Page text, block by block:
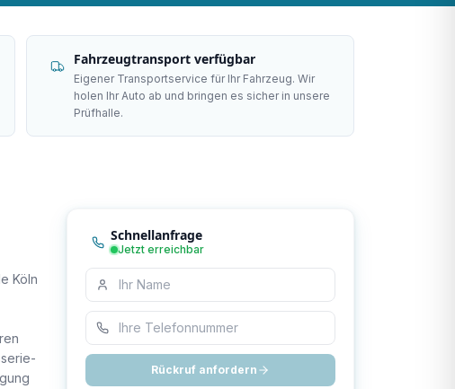
Fahrzeugtransport verfügbar
Eigener Transportservice für Ihr Fahrzeug. Wir
holen Ihr Auto ab und bringen es sicher in unsere
Prüfhalle.
Köln
Schnellanfrage
Jetzt erreichbar
Rückruf anfordern